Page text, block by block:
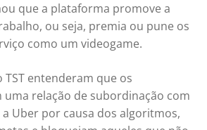
que a plataforma promove a
ou seja, premia ou pune os
como um videogame.
entenderam que os
relação de subordinação com
Uber por causa dos algoritmos,